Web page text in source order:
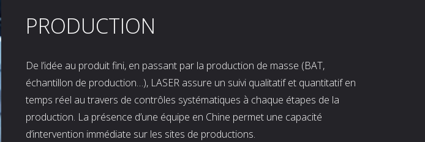
PRODUCTION
De l’idée au produit fini, en passant par la production de masse (BAT,
échantillon de production…), LASER assure un suivi qualitatif et quantitatif en
temps réel au travers de contrôles systématiques à chaque étapes de la
production. La présence d’une équipe en Chine permet une capacité
d’intervention immédiate sur les sites de productions.